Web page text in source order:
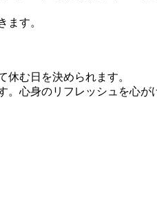
ます。
休む日を決められます。
。心身のリフレッシュを心が